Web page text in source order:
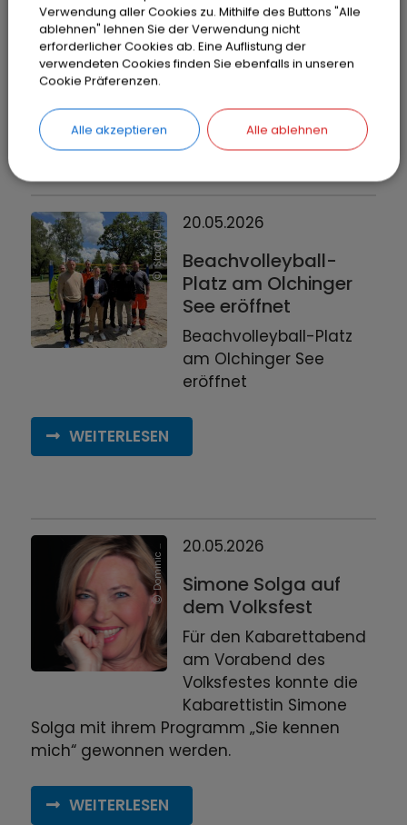
ng
Erfolgreiche
Fundradversteigerung
WEITERLESEN
S
t
a
d
t
O
l
c
h
i
n
g
20.05.2026
Beachvolleyball-
Platz am Olchinger
See eröffnet
Beachvolleyball-Platz
am Olchinger See
eröffnet
WEITERLESEN
D
o
m
i
n
i
c
R
e
i
c
h
e
n
b
a
c
h
20.05.2026
Simone Solga auf
dem Volksfest
Für den Kabarettabend
am Vorabend des
Volksfestes konnte die
Kabarettistin Simone
Solga mit ihrem Programm „Sie kennen
mich“ gewonnen werden.
WEITERLESEN
Verwendung aller Cookies zu. Mithilfe des Buttons "Alle
ablehnen" lehnen Sie der Verwendung nicht
erforderlicher Cookies ab. Eine Auflistung der
verwendeten Cookies finden Sie ebenfalls in unseren
Cookie Präferenzen.
Alle akzeptieren Alle ablehnen